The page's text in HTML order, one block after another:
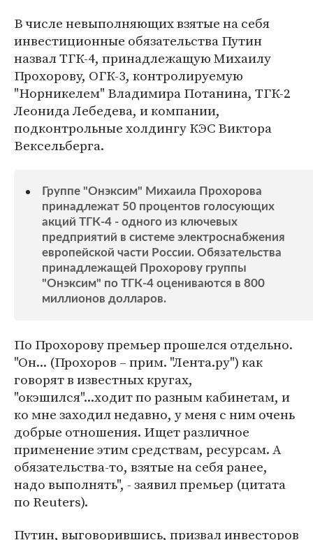
В числе невыполняющих взятые на себя
инвестиционные обязательства Путин
назвал ТГК-4, принадлежащую Михаилу
Прохорову, ОГК-3, контролируемую
"Норникелем" Владимира Потанина, ТГК-2
Леонида Лебедева, и компании,
подконтрольные холдингу КЭС Виктора
Вексельберга.
Группе "Онэксим" Михаила Прохорова
принадлежат 50 процентов голосующих
акций ТГК-4 - одного из ключевых
предприятий в системе электроснабжения
европейской части России. Обязательства
принадлежащей Прохорову группы
"Онэксим" по ТГК-4 оцениваются в 800
миллионов долларов.
По Прохорову премьер прошелся отдельно.
"Он... (Прохоров – прим. "Лента.ру") как
говорят в известных кругах,
"окэшился"...ходит по разным кабинетам, и
ко мне заходил недавно, у меня с ним очень
добрые отношения. Ищет различное
применение этим средствам, ресурсам. А
обязательства-то, взятые на себя ранее,
надо выполнять", - заявил премьер (цитата
по Reuters).
Путин, выговорившись, призвал инвесторов